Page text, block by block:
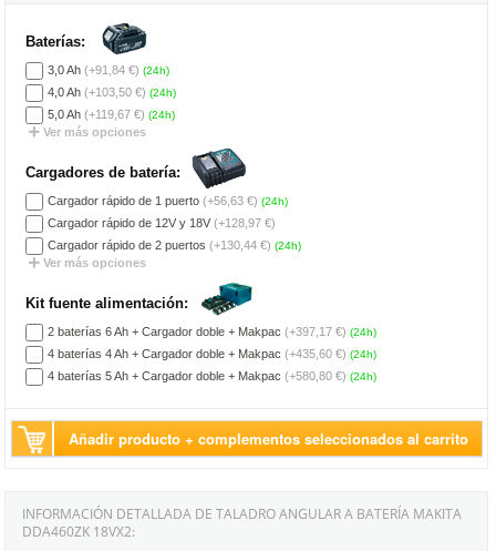
Baterías:
3,0 Ah (+91,84 €) (24h)
4,0 Ah (+103,50 €) (24h)
5,0 Ah (+119,67 €) (24h)
Ver más opciones
Cargadores de batería:
Cargador rápido de 1 puerto (+56,63 €) (24h)
Cargador rápido de 12V y 18V (+128,97 €)
Cargador rápido de 2 puertos (+130,44 €) (24h)
Ver más opciones
Kit fuente alimentación:
2 baterías 6 Ah + Cargador doble + Makpac (+397,17 €) (24h)
4 baterías 4 Ah + Cargador doble + Makpac (+435,60 €) (24h)
4 baterías 5 Ah + Cargador doble + Makpac (+580,80 €) (24h)
Añadir producto + complementos seleccionados al carrito
INFORMACIÓN DETALLADA DE TALADRO ANGULAR A BATERÍA MAKITA
DDA460ZK 18VX2: